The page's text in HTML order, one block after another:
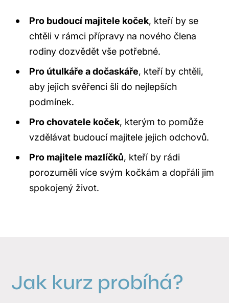
Pro budoucí majitele koček, kteří by se
chtěli v rámci přípravy na nového člena
rodiny dozvědět vše potřebné.
Pro útulkáře a dočaskáře, kteří by chtěli,
aby jejich svěřenci šli do nejlepších
podmínek.
Pro chovatele koček, kterým to pomůže
vzdělávat budoucí majitele jejich odchovů.
Pro majitele mazlíčků, kteří by rádi
porozuměli více svým kočkám a dopřáli jim
spokojený život.
Jak kurz probíhá?